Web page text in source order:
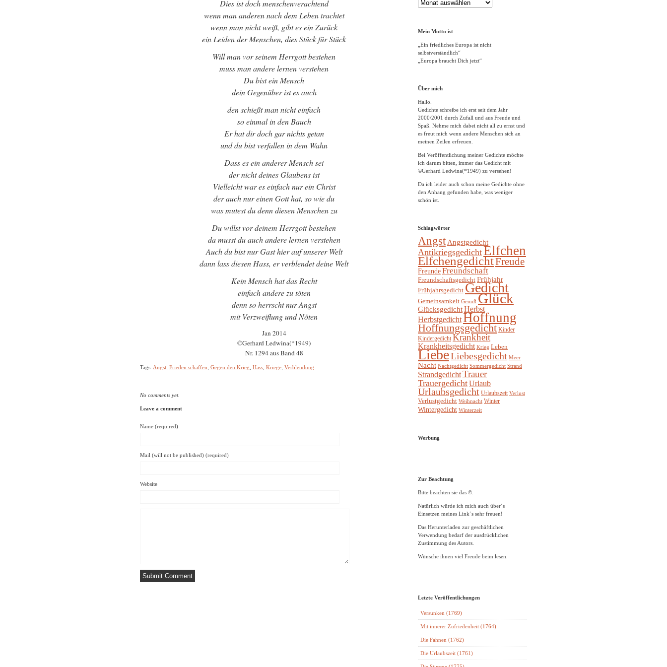
Dies ist doch menschenverachtend
wenn man anderen nach dem Leben trachtet
wenn man nicht weiß, gibt es ein Zurück
ein Leiden der Menschen, dies Stück für Stück
Will man vor seinem Herrgott bestehen
muss man andere lernen verstehen
Du bist ein Mensch
dein Gegenüber ist es auch
den schießt man nicht einfach
so einmal in den Bauch
Er hat dir doch gar nichts getan
und du bist verfallen in dem Wahn
Dass es ein anderer Mensch sei
der nicht deines Glaubens ist
Vielleicht war es einfach nur ein Christ
der auch nur einen Gott hat, so wie du
was mutest du denn diesen Menschen zu
Du willst vor deinem Herrgott bestehen
da musst du auch andere lernen verstehen
Auch du bist nur Gast hier auf unserer Welt
dann lass diesen Hass, er verblendet deine Welt
Kein Mensch hat das Recht
einfach andere zu töten
denn so herrscht nur Angst
mit Verzweiflung und Nöten
Jan 2014
©Gerhard Ledwina(*1949)
Nr. 1294 aus Band 48
Tags: Angst Frieden schaffen Gegen den Krieg Hass Kriege Verblendung
No comments yet.
Leave a comment
Name (required)
Mail (will not be published) (required)
Website
Gedichte
Archiv
Mein Motto ist
„Ein friedliches Europa ist nicht
selbstverständlich“
„Europa braucht Dich jetzt“
Über mich
Hallo.
Gedichte schreibe ich erst seit dem Jahr
2000/2001 durch Zufall und aus Freude und
Spaß. Nehme mich dabei nicht all zu ernst und
es freut mich wenn andere Menschen sich an
meinen Zeilen erfreuen.
Bei Veröffentlichung meiner Gedichte möchte
ich darum bitten, immer das Gedicht mit
©Gerhard Ledwina(*1949) zu versehen!
Da ich leider auch schon meine Gedichte ohne
den Anhang gefunden habe, was weniger
schön ist.
Schlagwörter
Angst Angstgedicht
AntikriegsgedichtElfchen
ElfchengedichtFreude
FreundeFreundschaft
Freundschaftsgedicht Frühjahr
Frühjahrsgedicht Gedicht
Gemeinsamkeit Genuß Glück
GlücksgedichtHerbst
HerbstgedichtHoffnung
Hoffnungsgedicht Kinder
Kindergedicht Krankheit
Krankheitsgedicht Krieg Leben
LiebeLiebesgedicht Meer
Nacht Nachtgedicht Sommergedicht Strand
StrandgedichtTrauer
TrauergedichtUrlaub
Urlaubsgedicht Urlaubszeit Verlust
Verlustgedicht Weihnacht Winter
Wintergedicht Winterzeit
Werbung
Zur Beachtung
Bitte beachten sie das ©.
Natürlich würde ich mich auch über´s
Einsetzen meines Link´s sehr freuen!
Das Herunterladen zur geschäftlichen
Verwendung bedarf der ausdrücklichen
Zustimmung des Autors.
Wünsche ihnen viel Freude beim lesen.
Letzte Veröffentlichungen
Versunken (1769)
Mit innerer Zufriedenheit (1764)
Die Fahnen (1762)
Die Urlaubszeit (1761)